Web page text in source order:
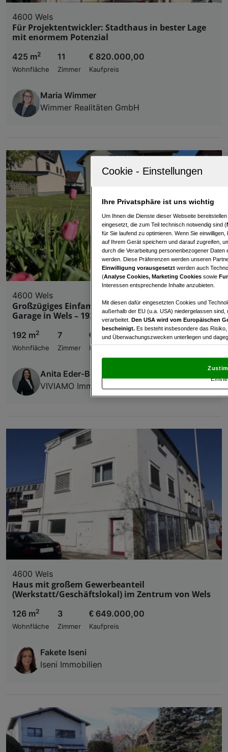
4600 Wels
Für Projektentwickler: Stadthaus in bester Lage
mit enormem Potenzial
425 m2
Wohnfläche
11
Zimmer
€ 820.000,00
Kaufpreis
Maria Wimmer
Wimmer Realitäten GmbH
4600 Wels
Großzügiges Einfamilienhaus mit Garten &
Garage in Wels – 192m² Wohnkomfort!
192 m2
Wohnfläche
7
Zimmer
€ 530.000,00
Kaufpreis
Anita Eder-Böhm
VIVIAMO Immobilien GmbH
4600 Wels
Haus mit großem Gewerbeanteil
(Werkstatt/Geschäftslokal) im Zentrum von Wels
126 m2
Wohnfläche
3
Zimmer
€ 649.000,00
Kaufpreis
Fakete Iseni
Iseni Immobilien
Ihre Privatsphäre ist uns wichtig
Um Ihnen die Dienste dieser Webseite
eingesetzt, die zum Teil technisch notwendig sind (
für Sie laufend zu optimieren. Wenn Sie
auf Ihrem Gerät speichern und darauf zugreifen,
durch die Verarbeitung personenbezogener
werden. Diese Präferenzen werden unseren
Einwilligung vorausgesetzt werden auch
(Analyse Cookies, Marketing Cookies sowie
Interessen entsprechende Inhalte anzubieten.
Mit diesen dafür eingesetzten Cookies und
außerhalb der EU (u.a. USA) niedergelassen
verarbeitet. Den USA wird vom Europäischen
bescheinigt. Es besteht insbesondere das
und Überwachungszwecken unterliegen und
und Widerspruch gegen die Verarbeitung auf der
„Cookie Einstellungen“, die sich auf jeder Seite
Zugriff auf Informationen auf einem Endgerät.
und der Performance von Inhalten,
Liste der Partner (Lieferanten)